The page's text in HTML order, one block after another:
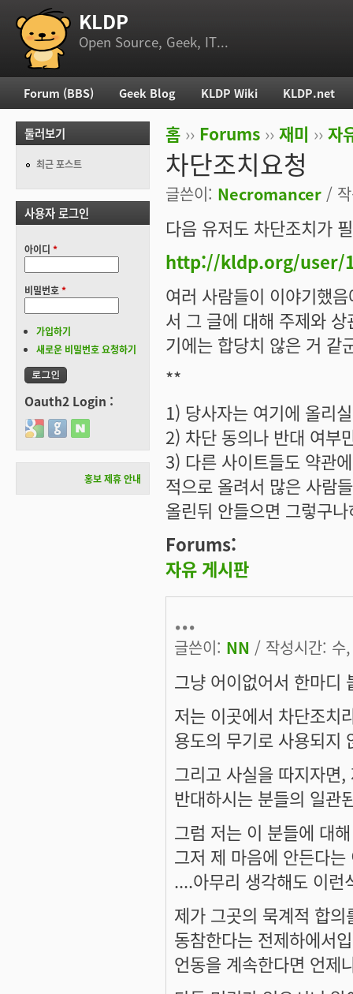
부 메뉴 KLDP
Open Source, Geek, IT...
현재 위치
홈 ›› Forums ›› 재미 ›› 자
차단조치요청
글쓴이: Necromancer /
다음 유저도 차단조치가
http://kldp.org/user/
여러 사람들이 이야기했
서 그 글에 대해 주제와
기에는 합당치 않은 거 같
**
1) 당사자는 여기에 올리
2) 차단 동의나 반대 여부
3) 다른 사이트들도 약관
적으로 올려서 많은 사람
올린뒤 안들으면 그렇구
Forums:
자유 게시판
...
글쓴이: NN / 작성시간:
그냥 어이없어서 한마디
저는 이곳에서 차단조치
용도의 무기로 사용되지
그리고 사실을 따지자면
반대하시는 분들의 일관
그럼 저는 이 분들에 대
그저 제 마음에 안든다는
....아무리 생각해도 이런
제가 그곳의 묵계적 합
동참한다는 전제하에서
언동을 계속한다면 언제
주 메뉴
Forum (BBS) Geek Blog KLDP Wiki KLDP.net
둘러보기
최근 포스트
사용자 로그인
아이디 *
비밀번호*
가입하기
새로운 비밀번호 요청하기
Oauth2 Login :
Login with Google
Login with GitHub
Login with Naver
홍보 제휴 안내